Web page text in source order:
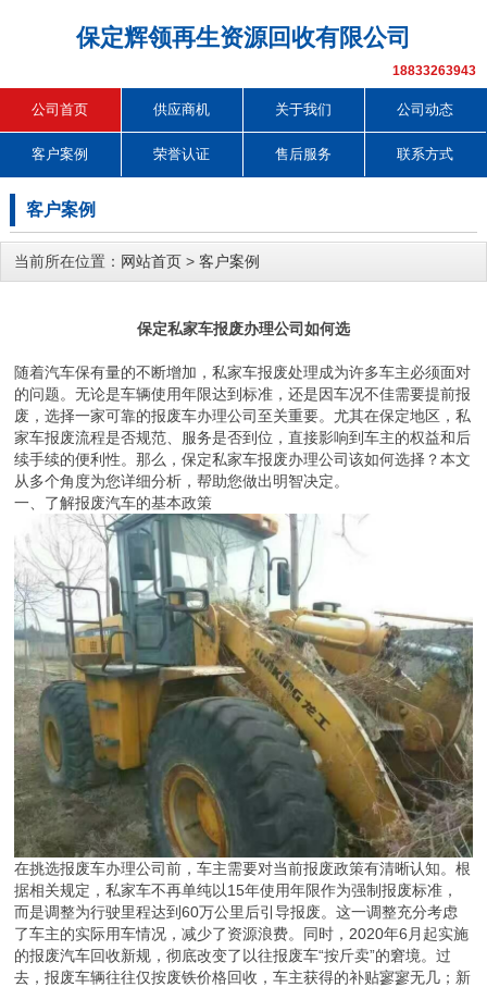
保定辉领再生资源回收有限公司
18833263943
公司首页 供应商机 关于我们 公司动态
客户案例 荣誉认证 售后服务 联系方式
客户案例
当前所在位置： 网站首页 > 客户案例
保定私家车报废办理公司如何选
随着汽车保有量的不断增加，私家车报废处理成为许多车主必须面对
的问题。无论是车辆使用年限达到标准，还是因车况不佳需要提前报
废，选择一家可靠的报废车办理公司至关重要。尤其在保定地区，私
家车报废流程是否规范、服务是否到位，直接影响到车主的权益和后
续手续的便利性。那么，保定私家车报废办理公司该如何选择？本文
从多个角度为您详细分析，帮助您做出明智决定。
一、了解报废汽车的基本政策
在挑选报废车办理公司前，车主需要对当前报废政策有清晰认知。根
据相关规定，私家车不再单纯以15年使用年限作为强制报废标准，
而是调整为行驶里程达到60万公里后引导报废。这一调整充分考虑
了车主的实际用车情况，减少了资源浪费。同时，2020年6月起实施
的报废汽车回收新规，彻底改变了以往报废车“按斤卖”的窘境。过
去，报废车辆往往仅按废铁价格回收，车主获得的补贴寥寥无几；新